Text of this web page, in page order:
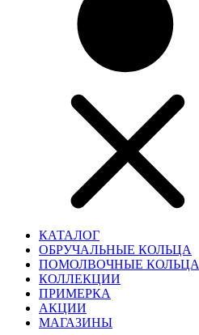
КАТАЛОГ
ОБРУЧАЛЬНЫЕ КОЛЬЦА
ПОМОЛВОЧНЫЕ КОЛЬЦА
КОЛЛЕКЦИИ
ПРИМЕРКА
АКЦИИ
МАГАЗИНЫ